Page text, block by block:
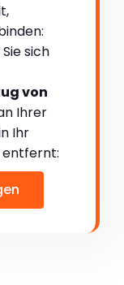
sich
von
Ihrer
Ihr
entfernt: